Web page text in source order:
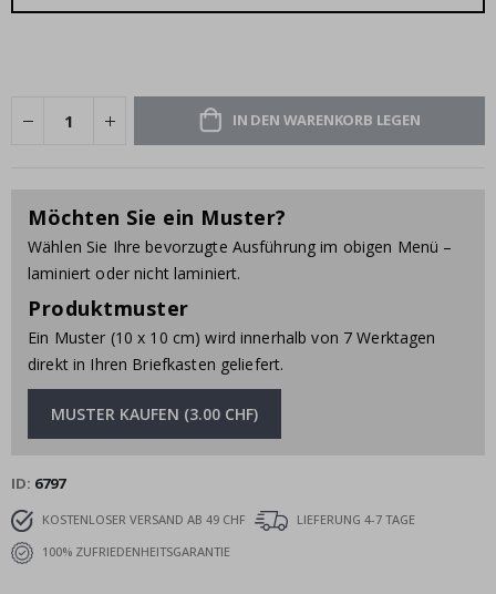
IN DEN WARENKORB LEGEN
Möchten Sie ein Muster?
Wählen Sie Ihre bevorzugte Ausführung im obigen Menü –
laminiert oder nicht laminiert.
Produktmuster
Ein Muster (10 x 10 cm) wird innerhalb von 7 Werktagen
direkt in Ihren Briefkasten geliefert.
MUSTER KAUFEN (3.00 CHF)
ID 6797
KOSTENLOSER VERSAND AB 49 CHF
LIEFERUNG 4-7 TAGE
100% ZUFRIEDENHEITSGARANTIE